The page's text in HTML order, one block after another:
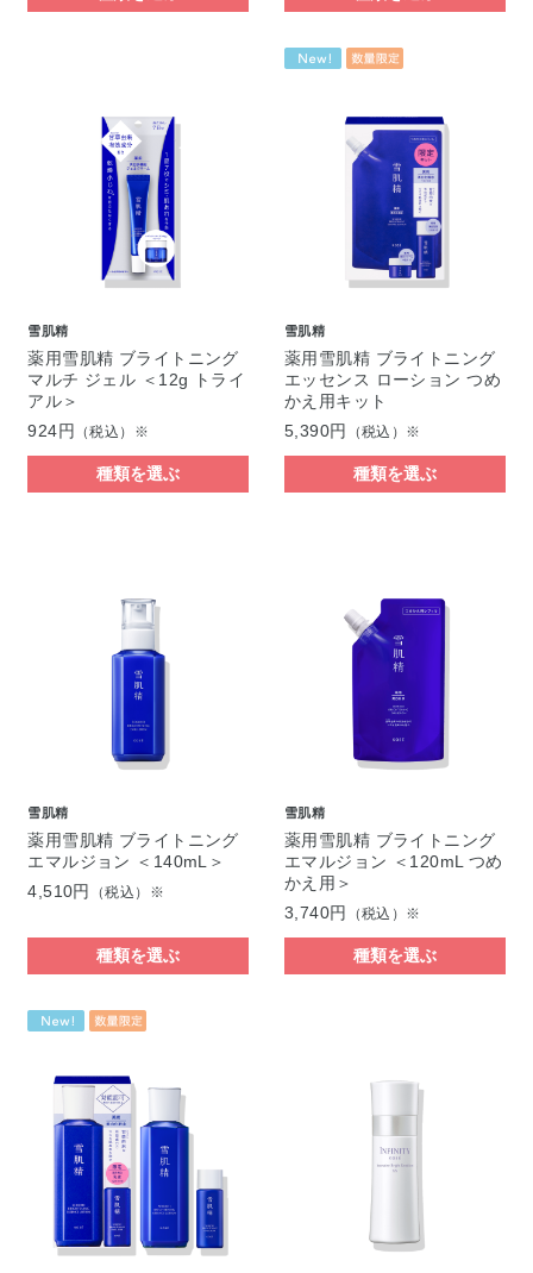
雪肌精
薬用雪肌精 ブライトニング
マルチ ジェル ＜12g トライ
アル＞
924円
（税込）※
種類を選ぶ
雪肌精
薬用雪肌精 ブライトニング
エッセンス ローション つめ
かえ用キット
5,390円
（税込）※
種類を選ぶ
雪肌精
薬用雪肌精 ブライトニング
エマルジョン ＜140mL＞
4,510円
（税込）※
種類を選ぶ
雪肌精
薬用雪肌精 ブライトニング
エマルジョン ＜120mL つめ
かえ用＞
3,740円
（税込）※
種類を選ぶ